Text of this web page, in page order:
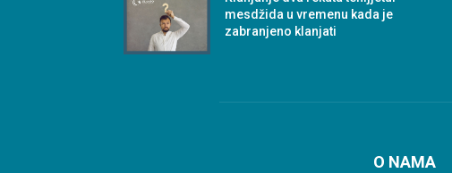
mesdžida u vremenu kada je
zabranjeno klanjati
O NAMA